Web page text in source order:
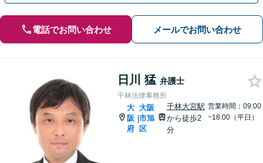
電話でお問い合わせ メールでお問い合わせ
日川 猛 弁護士
千林法律事務所
大
阪
府
|
大阪
市旭
区
千林大宮駅
から徒歩2
分
営業時間：09:00
~18:00（平日）